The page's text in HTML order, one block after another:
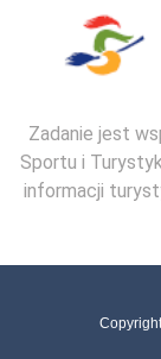
Zadanie jest
Sportu i
informacji